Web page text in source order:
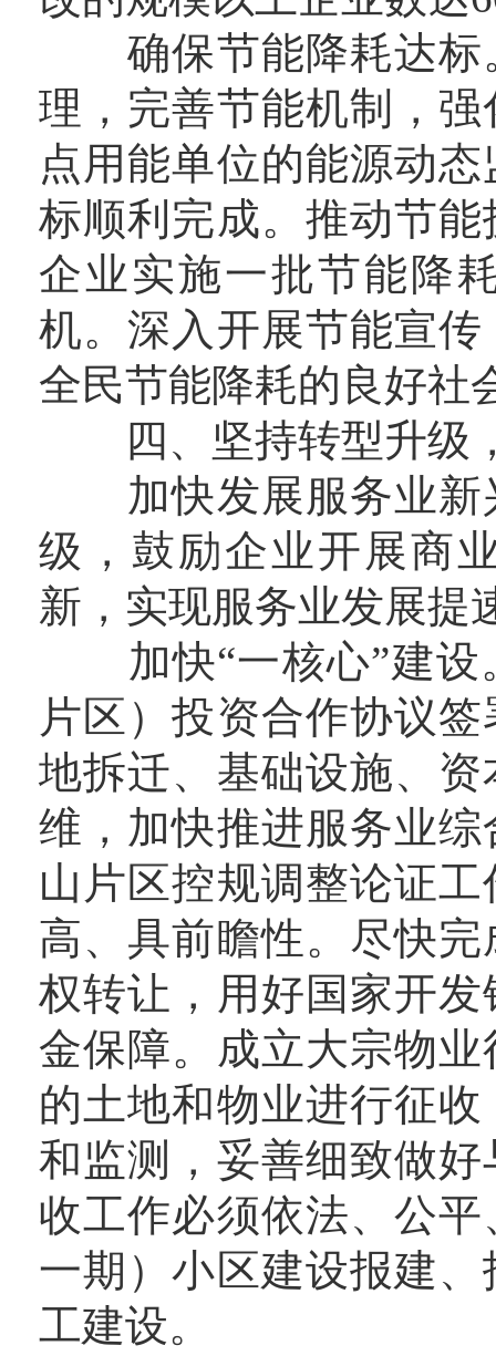
确保节能降耗达标
理，完善节能机制，
点用能单位的能源动
标顺利完成。推动节
企业实施一批节能降
机。深入开展节能宣
全民节能降耗的良好社
四、坚持转型升级
加快发展服务业新
级，鼓励企业开展商
新，实现服务业发展提
加快“一核心”建设
片区）投资合作协议
地拆迁、基础设施、
维，加快推进服务业
山片区控规调整论证
高、具前瞻性。尽快
权转让，用好国家开
金保障。成立大宗物
的土地和物业进行征
和监测，妥善细致做
收工作必须依法、公
一期）小区建设报建
工建设。